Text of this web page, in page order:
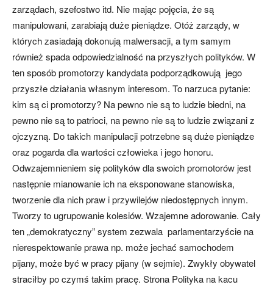
zarządach, szefostwo itd. Nie mając pojęcia, że są
manipulowani, zarabiają duże pieniądze. Otóż zarządy, w
których zasiadają dokonują malwersacji, a tym samym
również spada odpowiedzialność na przyszłych polityków. W
ten sposób promotorzy kandydata podporządkowują jego
przyszłe działania własnym interesom. To narzuca pytanie:
kim są ci promotorzy? Na pewno nie są to ludzie biedni, na
pewno nie są to patrioci, na pewno nie są to ludzie związani z
ojczyzną. Do takich manipulacji potrzebne są duże pieniądze
oraz pogarda dla wartości człowieka i jego honoru.
Odwzajemnieniem się polityków dla swoich promotorów jest
następnie mianowanie ich na eksponowane stanowiska,
tworzenie dla nich praw i przywilejów niedostępnych innym.
Tworzy to ugrupowanie kolesiów. Wzajemne adorowanie. Cały
ten „demokratyczny” system zezwala parlamentarzyście na
nierespektowanie prawa np. może jechać samochodem
pijany, może być w pracy pijany (w sejmie). Zwykły obywatel
straciłby po czymś takim pracę. Strona Polityka na kacu